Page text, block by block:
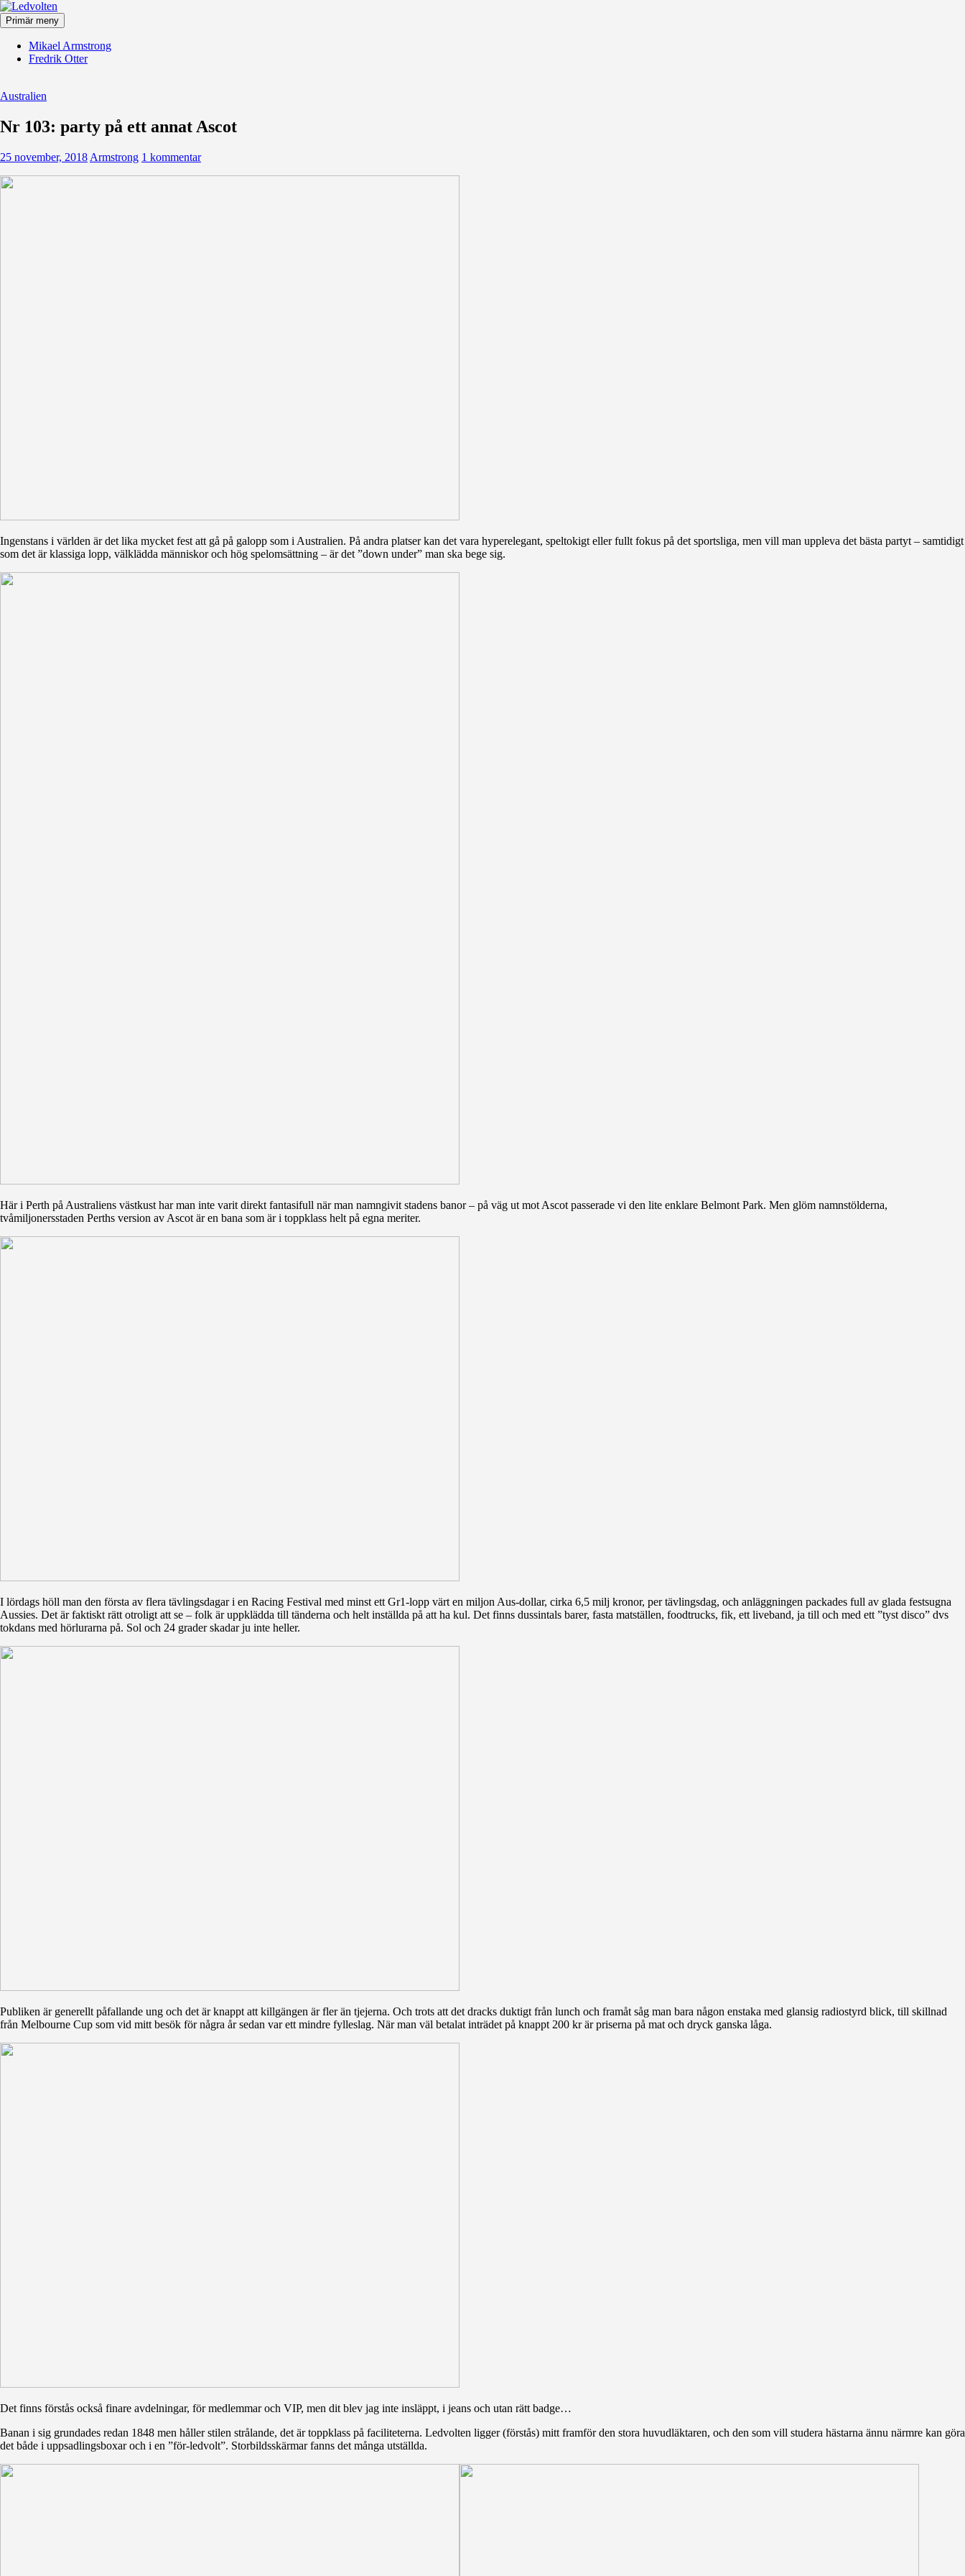
Hoppa
till
innehåll
Ledvolten
Primär meny
Mikael Armstrong
Fredrik Otter
Australien
Nr 103: party på ett annat Ascot
25 november, 2018 Armstrong 1 kommentar
Ingenstans i världen är det lika mycket fest att gå på galopp som i Australien. På andra platser kan det vara hyperelegant, speltokigt eller fullt fokus på det sportsliga, men vill man uppleva det bästa partyt – samtidigt
som det är klassiga lopp, välklädda människor och hög spelomsättning – är det ”down under” man ska bege sig.
Här i Perth på Australiens västkust har man inte varit direkt fantasifull när man namngivit stadens banor – på väg ut mot Ascot passerade vi den lite enklare Belmont Park. Men glöm namnstölderna,
tvåmiljonersstaden Perths version av Ascot är en bana som är i toppklass helt på egna meriter.
I lördags höll man den första av flera tävlingsdagar i en Racing Festival med minst ett Gr1-lopp värt en miljon Aus-dollar, cirka 6,5 milj kronor, per tävlingsdag, och anläggningen packades full av glada festsugna
Aussies. Det är faktiskt rätt otroligt att se – folk är uppklädda till tänderna och helt inställda på att ha kul. Det finns dussintals barer, fasta matställen, foodtrucks, fik, ett liveband, ja till och med ett ”tyst disco” dvs
tokdans med hörlurarna på. Sol och 24 grader skadar ju inte heller.
Publiken är generellt påfallande ung och det är knappt att killgängen är fler än tjejerna. Och trots att det dracks duktigt från lunch och framåt såg man bara någon enstaka med glansig radiostyrd blick, till skillnad
från Melbourne Cup som vid mitt besök för några år sedan var ett mindre fylleslag. När man väl betalat inträdet på knappt 200 kr är priserna på mat och dryck ganska låga.
Det finns förstås också finare avdelningar, för medlemmar och VIP, men dit blev jag inte insläppt, i jeans och utan rätt badge…
Banan i sig grundades redan 1848 men håller stilen strålande, det är toppklass på faciliteterna. Ledvolten ligger (förstås) mitt framför den stora huvudläktaren, och den som vill studera hästarna ännu närmre kan göra
det både i uppsadlingsboxar och i en ”för-ledvolt”. Storbildsskärmar fanns det många utställda.